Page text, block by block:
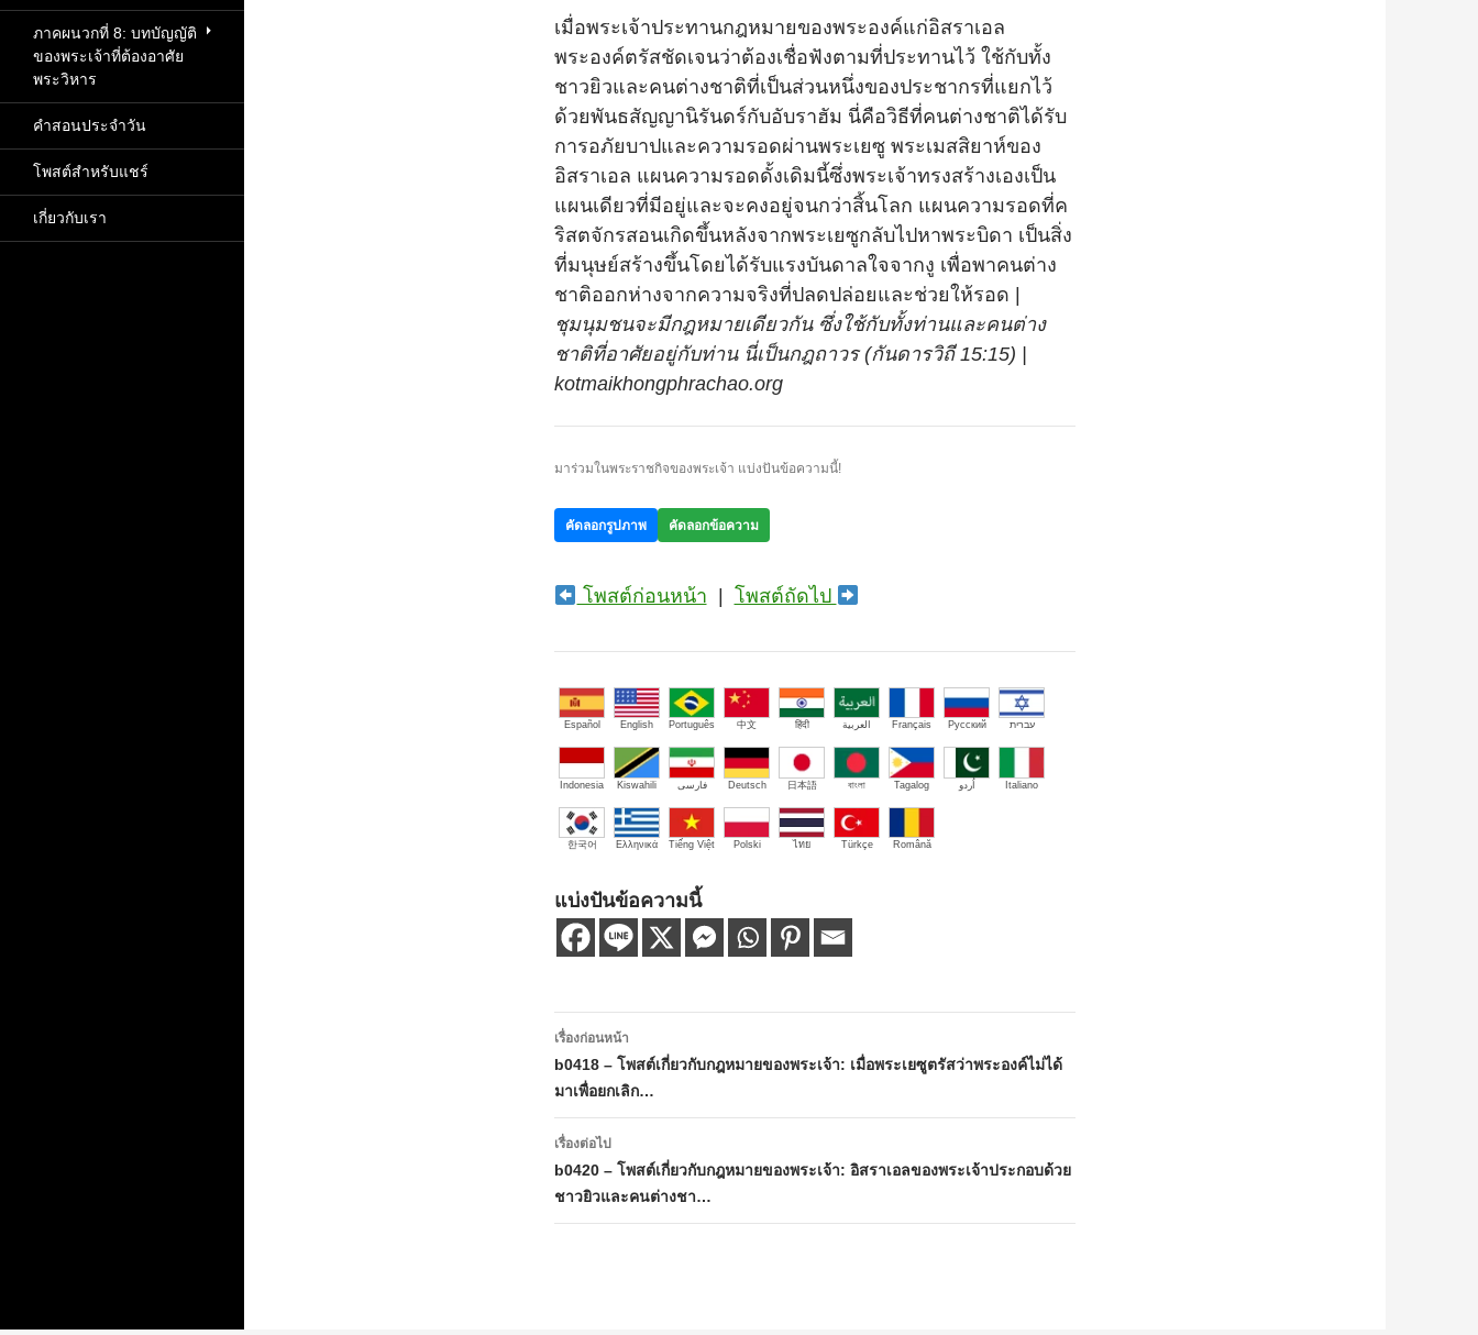
เมื่อพระเจ้าประทานกฎหมายของพระองค์แก่อิสราเอล
พระองค์ตรัสชัดเจนว่าต้องเชื่อฟังตามที่ประทานไว้ ใช้กับทั้ง
ชาวยิวและคนต่างชาติที่เป็นส่วนหนึ่งของประชากรที่แยกไว้
ด้วยพันธสัญญานิรันดร์กับอับราฮัม นี่คือวิธีที่คนต่างชาติได้รับ
การอภัยบาปและความรอดผ่านพระเยซู พระเมสสิยาห์ของ
อิสราเอล แผนความรอดดั้งเดิมนี้ซึ่งพระเจ้าทรงสร้างเองเป็น
แผนเดียวที่มีอยู่และจะคงอยู่จนกว่าสิ้นโลก แผนความรอดที่ค
ริสตจักรสอนเกิดขึ้นหลังจากพระเยซูกลับไปหาพระบิดา เป็นสิ่ง
ที่มนุษย์สร้างขึ้นโดยได้รับแรงบันดาลใจจากงู เพื่อพาคนต่าง
ชาติออกห่างจากความจริงที่ปลดปล่อยและช่วยให้รอด |
ชุมนุมชนจะมีกฎหมายเดียวกัน ซึ่งใช้กับทั้งท่านและคนต่าง
ชาติที่อาศัยอยู่กับท่าน นี่เป็นกฎถาวร (กันดารวิถี 15:15) |
kotmaikhongphrachao.org
มาร่วมในพระราชกิจของพระเจ้า แบ่งปันข้อความนี้!
คัดลอกรูปภาพ คัดลอกข้อความ
โพสต์ก่อนหน้า โพสต์ถัดไป
Español English Português 中文 हिंदी العربية Français Русский עברית
Indonesia Kiswahili فارسی Deutsch 日本語 বাংলা Tagalog اُردو Italiano
한국어 Ελληνικά Tiếng Việt Polski ไทย Türkçe Română
แบ่งปันข้อความนี้
เมนู
นำทาง
เรื่อง
เรื่องก่อนหน้า
b0418 – โพสต์เกี่ยวกับกฎหมายของพระเจ้า: เมื่อพระเยซูตรัสว่าพระองค์ไม่ได้
มาเพื่อยกเลิก…
เรื่องต่อไป
b0420 – โพสต์เกี่ยวกับกฎหมายของพระเจ้า: อิสราเอลของพระเจ้าประกอบด้วย
ชาวยิวและคนต่างชา…
ภาคผนวกที่ 8: บทบัญญัติ
ของพระเจ้าที่ต้องอาศัย
พระวิหาร
คำสอนประจำวัน
โพสต์สำหรับแชร์
เกี่ยวกับเรา